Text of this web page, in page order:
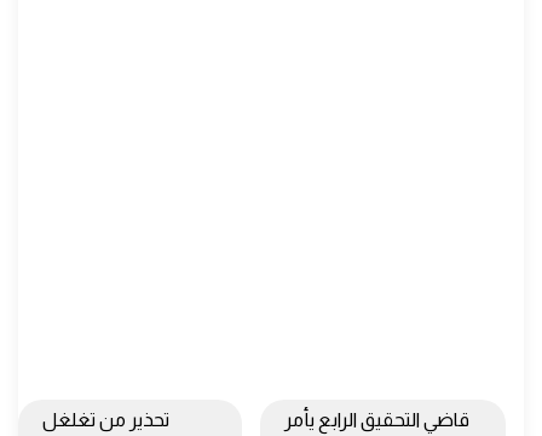
قاضي التحقيق الرابع يأمر
تحذير من تغلغل